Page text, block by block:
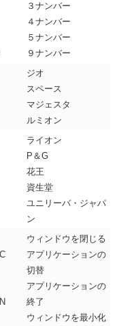
３ナンバー
４ナンバー
５ナンバー
９ナンバー
ジオ
スペース
マジェスタ
ルミオン
ライオン
P＆G
花王
資生堂
ユニリーバ・ジャパ
ン
ウィンドウを閉じる
アプリケーションの
切替
アプリケーションの
終了
ウィンドウを最小化